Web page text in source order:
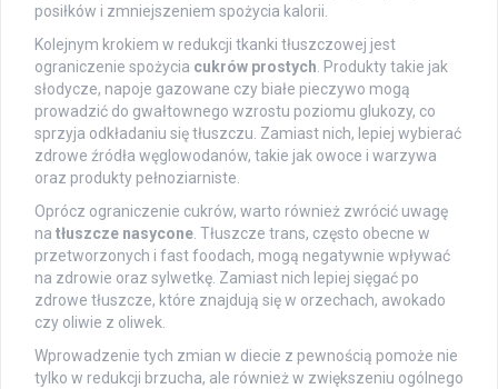
posiłków i zmniejszeniem spożycia kalorii.
Kolejnym krokiem w redukcji tkanki tłuszczowej jest
ograniczenie spożycia cukrów prostych. Produkty takie jak
słodycze, napoje gazowane czy białe pieczywo mogą
prowadzić do gwałtownego wzrostu poziomu glukozy, co
sprzyja odkładaniu się tłuszczu. Zamiast nich, lepiej wybierać
zdrowe źródła węglowodanów, takie jak owoce i warzywa
oraz produkty pełnoziarniste.
Oprócz ograniczenie cukrów, warto również zwrócić uwagę
na tłuszcze nasycone. Tłuszcze trans, często obecne w
przetworzonych i fast foodach, mogą negatywnie wpływać
na zdrowie oraz sylwetkę. Zamiast nich lepiej sięgać po
zdrowe tłuszcze, które znajdują się w orzechach, awokado
czy oliwie z oliwek.
Wprowadzenie tych zmian w diecie z pewnością pomoże nie
tylko w redukcji brzucha, ale również w zwiększeniu ogólnego